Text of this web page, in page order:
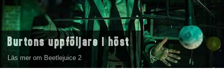
Burtons uppföljare i höst
Läs mer om Beetlejuice 2